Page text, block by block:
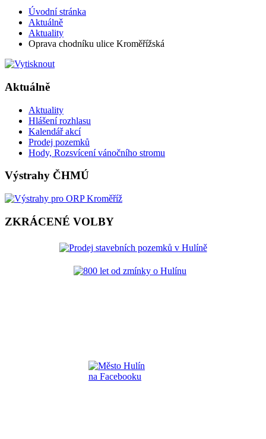
Úvodní stránka
Aktuálně
Aktuality
Oprava chodníku ulice Kroměřížská
Aktuálně
Aktuality
Hlášení rozhlasu
Kalendář akcí
Prodej pozemků
Hody, Rozsvícení vánočního stromu
Výstrahy ČHMÚ
ZKRÁCENÉ VOLBY